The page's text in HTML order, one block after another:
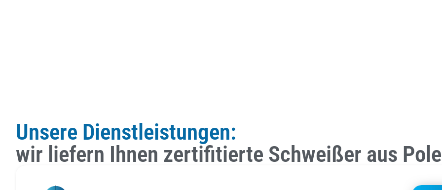
Unsere Dienstleistungen:
wir liefern Ihnen zertifitierte Schweißer aus